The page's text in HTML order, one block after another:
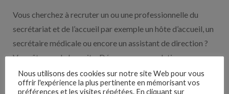
Vous cherchez à recruter un ou une professionnelle du
secrétariat et de l’accueil par exemple un hôte d’accueil, un
secrétaire médicale ou encore un assistant de direction ?
Vous êtes sur le bon site. Découvrez nos solutions pour
vous aider à recruter en cliquant sur le bouton ci-dessous.
Nous utilisons des cookies sur notre site Web pour vous
offrir l'expérience la plus pertinente en mémorisant vos
préférences et les visites répétées. En cliquant sur